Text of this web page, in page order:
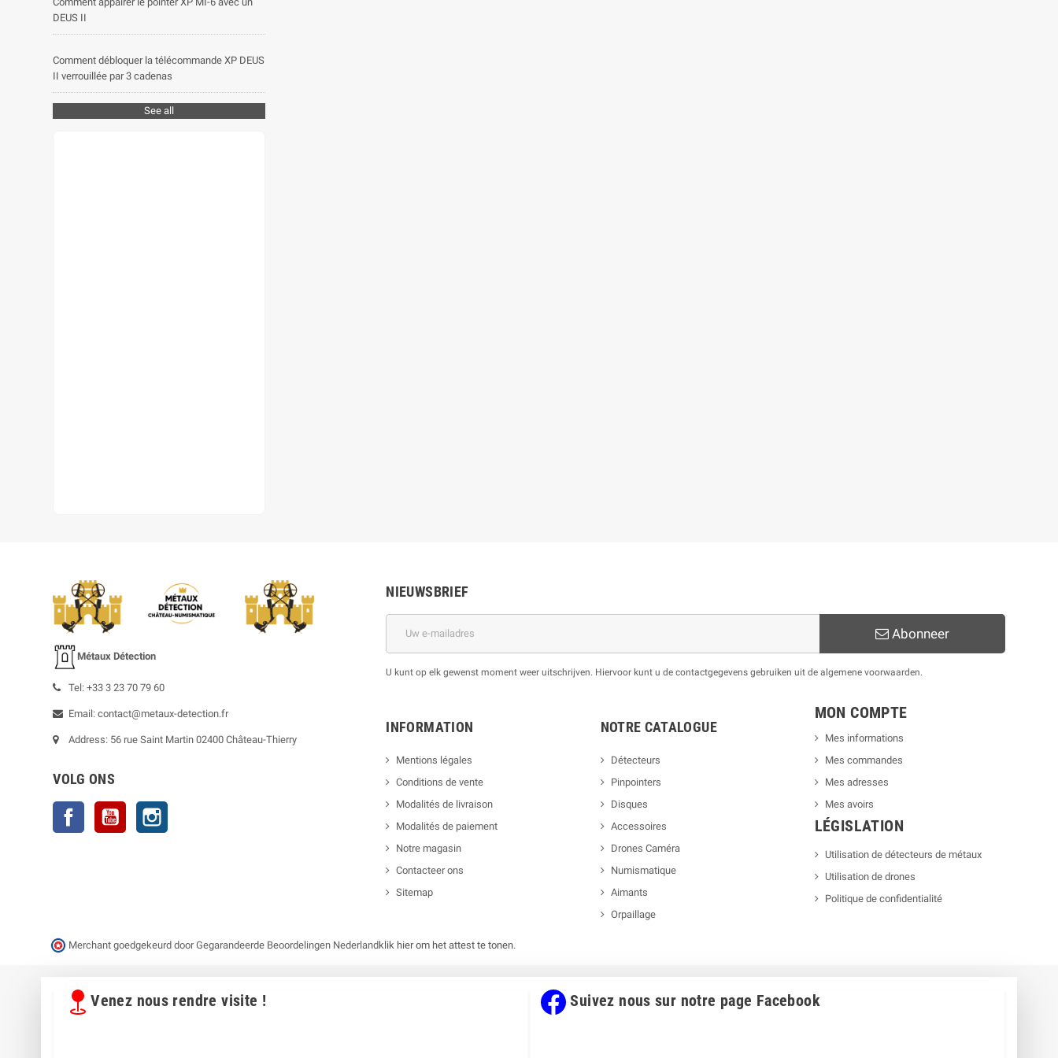
DEUS II
Comment débloquer la télécommande XP DEUS
II verrouillée par 3 cadenas
See all
Métaux Détection
Tel: +33 3 23 70 79 60
Email: contact@metaux-detection.fr
Address: 56 rue Saint Martin 02400 Château-Thierry
VOLG ONS
Facebook YouTube
NIEUWSBRIEF
Abonneer
U kunt op elk gewenst moment weer uitschrijven. Hiervoor kunt u de contactgegevens gebruiken uit de algemene voorwaarden.
INFORMATION
Mentions légales
Conditions de vente
Modalités de livraison
Modalités de paiement
Notre magasin
Contacteer ons
Sitemap
NOTRE CATALOGUE
Détecteurs
Pinpointers
Disques
Accessoires
Drones Caméra
Numismatique
Aimants
Orpaillage
MON COMPTE
Mes informations
Mes commandes
Mes adresses
Mes avoirs
LÉGISLATION
Utilisation de détecteurs de métaux
Utilisation de drones
Politique de confidentialité
Merchant goedgekeurd door Gegarandeerde Beoordelingen Nederlandklik hier om het attest te tonen.
Venez nous rendre visite ! Suivez nous sur notre page Facebook